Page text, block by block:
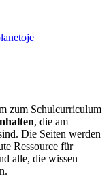
zum Schulcurriculum
, die am
Die Seiten werden
Ressource für
alle, die wissen